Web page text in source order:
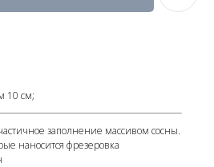
10 см;
заполнение массивом сосны.
наносится фрезеровка